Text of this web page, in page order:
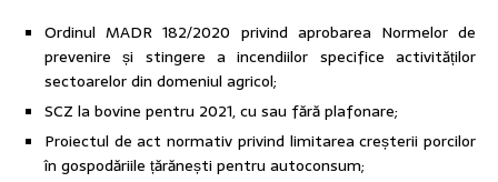
Ordinul MADR 182/2020 privind aprobarea Normelor de
prevenire și stingere a incendiilor specifice activităților
sectoarelor din domeniul agricol;
SCZ la bovine pentru 2021, cu sau fără plafonare;
Proiectul de act normativ privind limitarea creșterii porcilor
în gospodăriile țărănești pentru autoconsum;